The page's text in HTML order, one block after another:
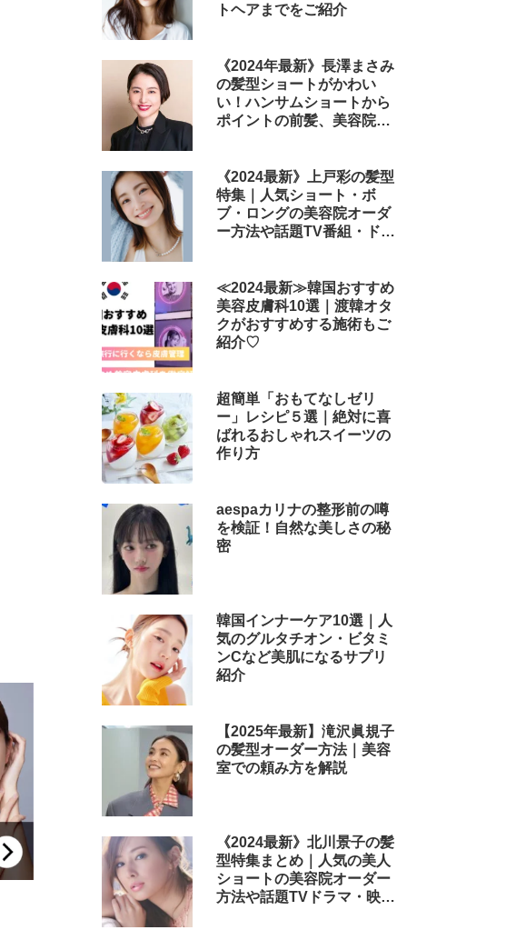
トヘアまでをご紹介
《2024年最新》長澤まさみ
の髪型ショートがかわい
い！ハンサムショートから
ポイントの前髪、美容院で
《2024最新》上戸彩の髪型
特集｜人気ショート・ボ
ブ・ロングの美容院オーダ
ー方法や話題TV番組・ドラ
≪2024最新≫韓国おすすめ
美容皮膚科10選｜渡韓オタ
クがおすすめする施術もご
紹介♡
超簡単「おもてなしゼリ
ー」レシピ５選｜絶対に喜
ばれるおしゃれスイーツの
作り方
aespaカリナの整形前の噂
を検証！自然な美しさの秘
密
韓国インナーケア10選｜人
気のグルタチオン・ビタミ
ンCなど美肌になるサプリ
紹介
【2025年最新】滝沢眞規子
の髪型オーダー方法｜美容
室での頼み方を解説
《2024最新》北川景子の髪
型特集まとめ｜人気の美人
ショートの美容院オーダー
方法や話題TVドラマ・映画